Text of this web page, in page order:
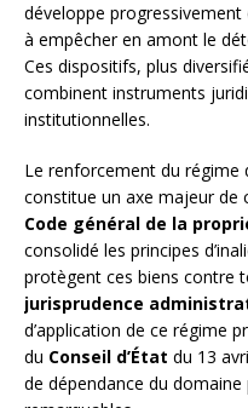
développe
à empêcher en amont le
Ces dispositifs, plus
combinent instruments
institutionnelles.
Le renforcement du régime
constitue un axe majeur de
Code général de la
consolidé les principes
protègent ces biens contre
jurisprudence
d’application de ce régime
du Conseil d’État du 13
de dépendance du